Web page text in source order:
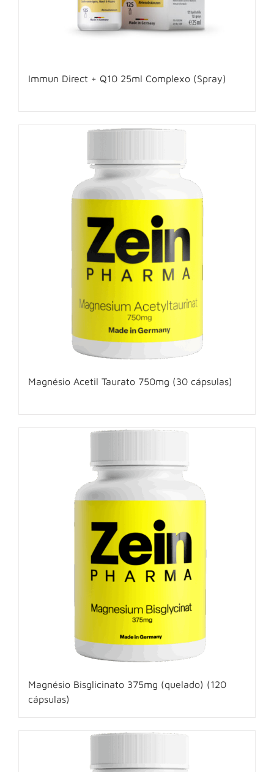
Immun Direct + Q10 25ml Complexo (Spray)
Magnésio Acetil Taurato 750mg (30 cápsulas)
Magnésio Bisglicinato 375mg (quelado) (120
cápsulas)